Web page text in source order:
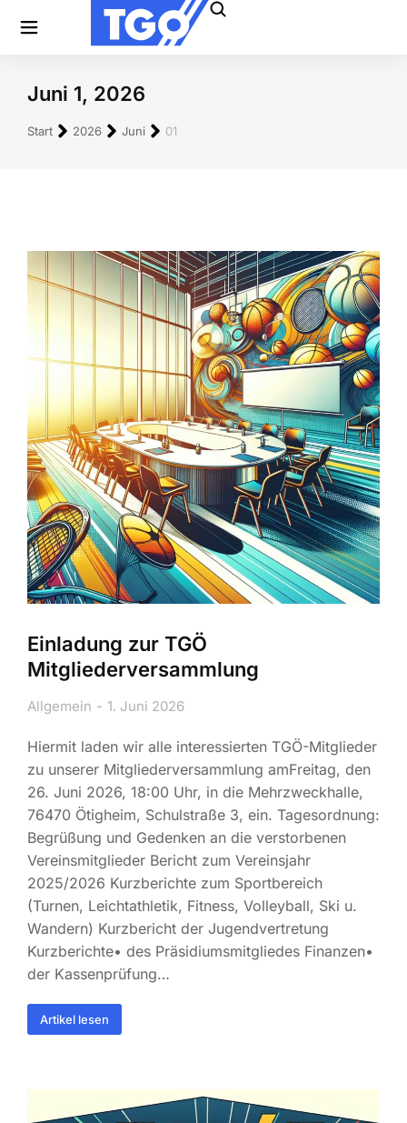
Juni 1, 2026
Sie befinden sich hier:
Start 2026 Juni 01
Einladung zur TGÖ
Mitgliederversammlung
Allgemein 1. Juni 2026
Hiermit laden wir alle interessierten TGÖ-Mitglieder
zu unserer Mitgliederversammlung amFreitag, den
26. Juni 2026, 18:00 Uhr, in die Mehrzweckhalle,
76470 Ötigheim, Schulstraße 3, ein. Tagesordnung:
Begrüßung und Gedenken an die verstorbenen
Vereinsmitglieder Bericht zum Vereinsjahr
2025/2026 Kurzberichte zum Sportbereich
(Turnen, Leichtathletik, Fitness, Volleyball, Ski u.
Wandern) Kurzbericht der Jugendvertretung
Kurzberichte• des Präsidiumsmitgliedes Finanzen•
der Kassenprüfung…
Artikel lesen